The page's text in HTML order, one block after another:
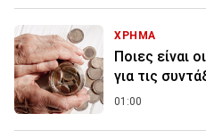
ΧΡΗΜΑ
Ποιες είναι
για τις
01:00